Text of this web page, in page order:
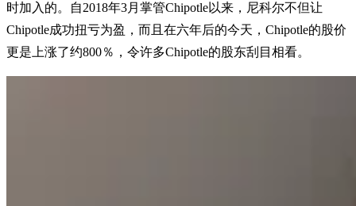
时加入的。自2018年3月掌管Chipotle以来，尼科尔不但让
Chipotle成功扭亏为盈，而且在六年后的今天，Chipotle的股价
更是上涨了约800％，令许多Chipotle的股东刮目相看。